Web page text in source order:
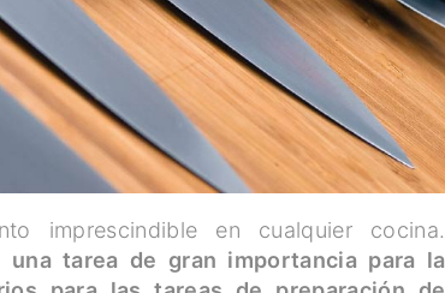
imprescindible en cualquier cocina.
tarea de gran importancia para la